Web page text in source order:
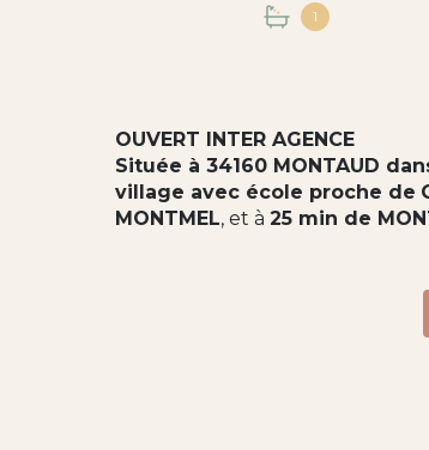
1
OUVERT INTER AGENCE
Située à 34160 MONTAUD
village avec école proche de
MONTMEL, et à 25 min de